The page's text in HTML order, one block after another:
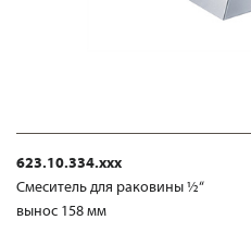
623.10.334.xxx
Смеситель для раковины ½“
вынос 158 мм